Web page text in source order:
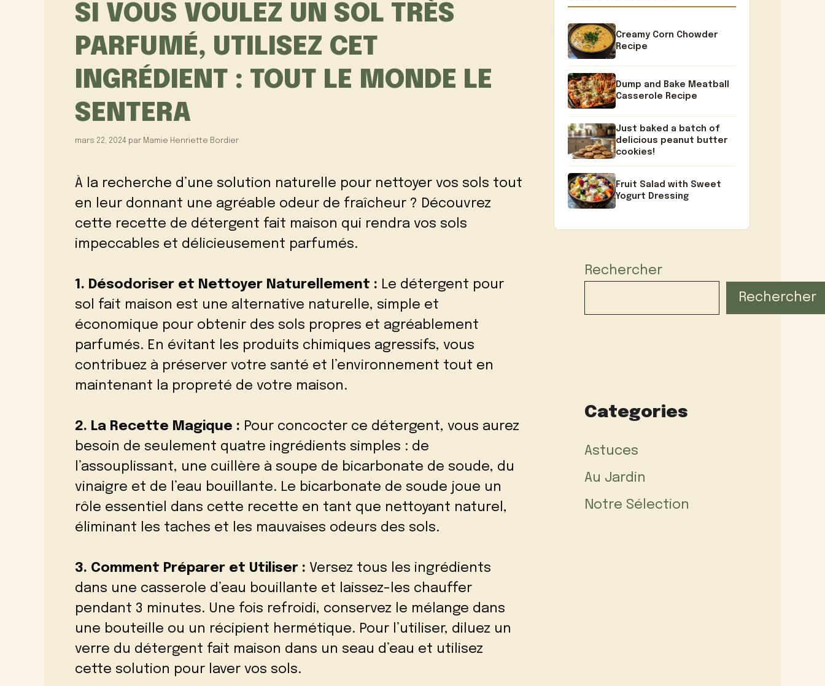
SI VOUS VOULEZ UN SOL TRÈS
PARFUMÉ, UTILISEZ CET
INGRÉDIENT : TOUT LE MONDE LE
SENTERA
mars 22, 2024 par Mamie Henriette Bordier
À la recherche d’une solution naturelle pour nettoyer vos sols tout
en leur donnant une agréable odeur de fraîcheur ? Découvrez
cette recette de détergent fait maison qui rendra vos sols
impeccables et délicieusement parfumés.
1. Désodoriser et Nettoyer Naturellement : Le détergent pour
sol fait maison est une alternative naturelle, simple et
économique pour obtenir des sols propres et agréablement
parfumés. En évitant les produits chimiques agressifs, vous
contribuez à préserver votre santé et l’environnement tout en
maintenant la propreté de votre maison.
2. La Recette Magique : Pour concocter ce détergent, vous aurez
besoin de seulement quatre ingrédients simples : de
l’assouplissant, une cuillère à soupe de bicarbonate de soude, du
vinaigre et de l’eau bouillante. Le bicarbonate de soude joue un
rôle essentiel dans cette recette en tant que nettoyant naturel,
éliminant les taches et les mauvaises odeurs des sols.
3. Comment Préparer et Utiliser : Versez tous les ingrédients
dans une casserole d’eau bouillante et laissez-les chauffer
pendant 3 minutes. Une fois refroidi, conservez le mélange dans
une bouteille ou un récipient hermétique. Pour l’utiliser, diluez un
verre du détergent fait maison dans un seau d’eau et utilisez
cette solution pour laver vos sols.
Creamy Corn Chowder
Recipe
Dump and Bake Meatball
Casserole Recipe
Just baked a batch of
delicious peanut butter
cookies!
Fruit Salad with Sweet
Yogurt Dressing
Rechercher
Rechercher
Categories
Astuces
Au Jardin
Notre Sélection